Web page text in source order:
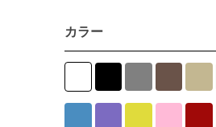
カラー